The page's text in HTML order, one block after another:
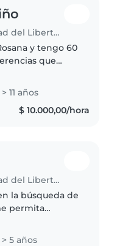
Niñera en Ciudad del Libertador General San Martín
y tengo 60
que
y te gustaría
mi, ponete en
11 años
$ 10.000,00/hora
Niñera en Ciudad del Libertador General San Martín
la búsqueda de
permita
una manera
5 años